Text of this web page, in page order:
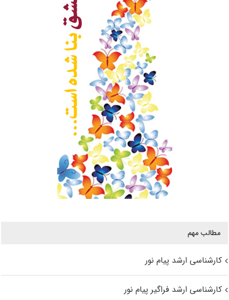
مطالب مهم
کارشناسی ارشد پیام نور
کارشناسی ارشد فراگیر پیام نور